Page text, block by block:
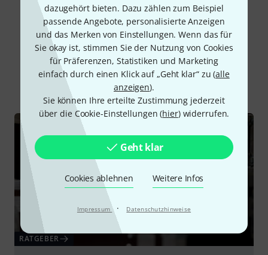
dazugehört bieten. Dazu zählen zum Beispiel
passende Angebote, personalisierte Anzeigen
und das Merken von Einstellungen. Wenn das für
Sie okay ist, stimmen Sie der Nutzung von Cookies
für Präferenzen, Statistiken und Marketing
einfach durch einen Klick auf „Geht klar“ zu (alle
anzeigen).
Sie können Ihre erteilte Zustimmung jederzeit
über die Cookie-Einstellungen (hier) widerrufen.
Geht klar
Cookies ablehnen Weitere Infos
Impressum · Datenschutzhinweise
Schon gewusst?
Alle Ratgeber
RATGEBER